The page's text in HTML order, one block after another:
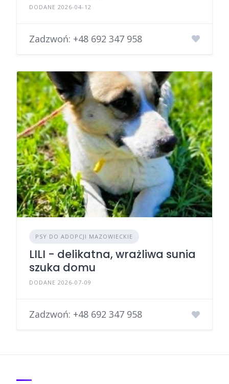
DODANE 2026-04-12
Zadzwoń: +48 692 347 958
PSY DO ADOPCJI MAZOWIECKIE
LILI - delikatna, wrażliwa sunia
szuka domu
DODANE 2026-07-09
Zadzwoń: +48 692 347 958